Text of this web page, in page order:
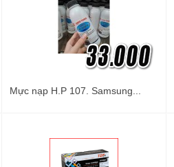
Mực nạp H.P 107. Samsung...